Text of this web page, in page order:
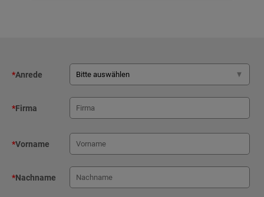
*Anrede
*Firma
*Vorname
*Nachname